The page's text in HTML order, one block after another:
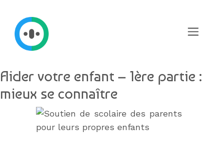
contenu
Menu
Aider votre enfant – 1ère partie :
mieux se connaître